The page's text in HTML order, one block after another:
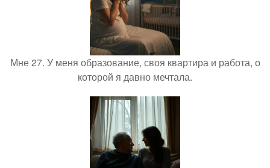
Мне 27. У меня образование, своя квартира и работа, о
которой я давно мечтала.